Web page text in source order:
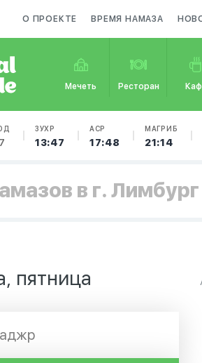
О ПРОЕКТЕ ВРЕМЯ НАМАЗА
Мечеть Ресторан
ЗУХР
13:47
АСР
17:48
МАГРИБ
21:14
в г. Лимбург
пятница